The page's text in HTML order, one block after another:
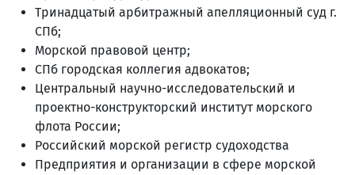
Тринадцатый арбитражный апелляционный суд г.
СПб;
Морской правовой центр;
СПб городская коллегия адвокатов;
Центральный научно-исследовательский и
проектно-конструкторский институт морского
флота России;
Российский морской регистр судоходства
Предприятия и организации в сфере морской